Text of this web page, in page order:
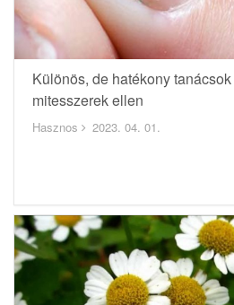
Különös, de hatékony
mitesszerek ellen
Hasznos 2023. 04. 01.